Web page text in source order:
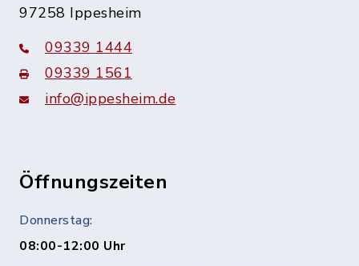
97258 Ippesheim
09339 1444
09339 1561
info@ippesheim.de
Öffnungszeiten
Donnerstag:
08:00-12:00 Uhr